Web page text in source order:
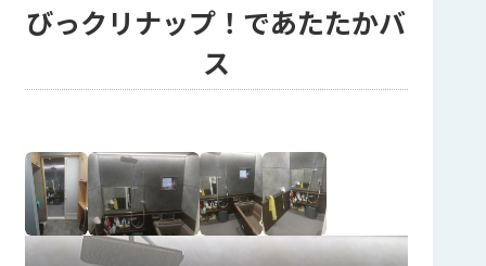
びっクリナップ！であたたかバ
ス